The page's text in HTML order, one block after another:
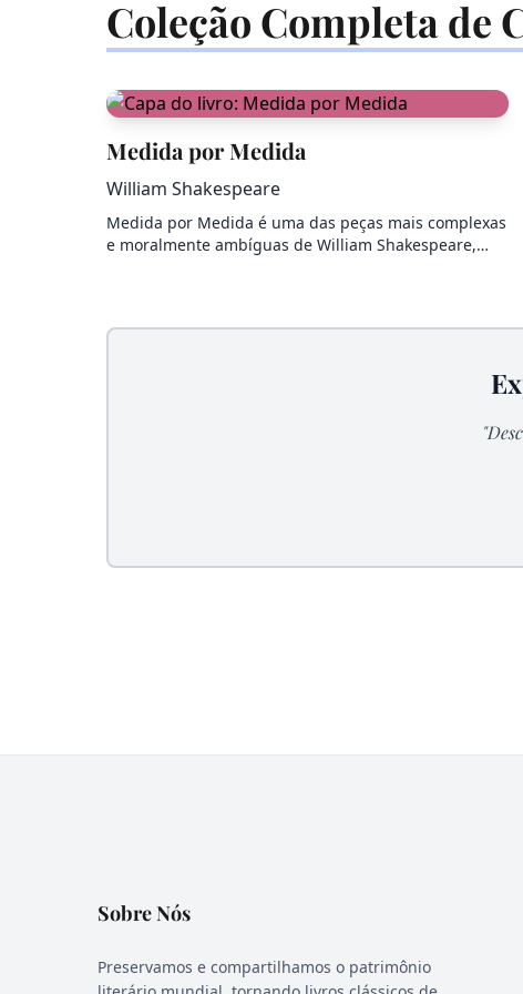
Coleção Completa de
Medida por Medida
William Shakespeare
Medida por Medida é uma das peças mais complexas
e moralmente ambíguas de William Shakespeare,…
Sobre Nós
Preservamos e compartilhamos o patrimônio